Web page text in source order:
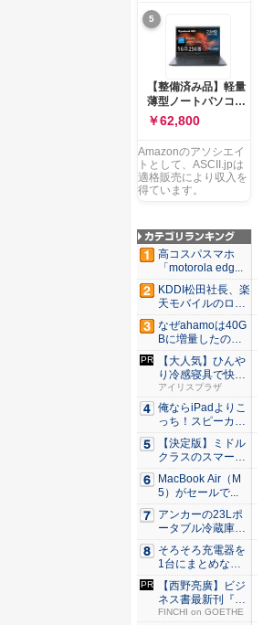
ンチ AMD Ryzen 7
170 メモリ16GB
SSD 512GB
Microsoft 365
Personal (24か月版)
搭載 Windows 11 重
量1.7kg Wi-Fi 6E ク
ワイエットブルー
M1502NAQ-
5
【整備済み品】軽量
薄型ノートパソコン
dynabook G83 ■
13.3型
FHD(1920x1080) -
高性能第11世代Core
i5-1135G7 - メモリ
16GB - SSD 256GB
USB Type-C - MS
Office 2021 - Win11
搭載
￥62,800
Amazonのアソシエイ
トとして、ASCII.jpは
適格販売により収入を
得ています。
高コスパスマホ
「motorola edg...
KDDI松田社長、楽
天モバイルのロー
ミン...
なぜahamoは40G
Bに増量したの
か ...
【大人気】ひんや
り冷感寝具で快適
な睡眠を...
アイリスプラザ
俺ならiPadよりこ
っち！スピーカー
9個...
【決定版】ミドル
クラスのスマート
フォンの...
MacBook Air（M
5）がセールで...
アンカーの23Lポ
ータブル冷蔵庫が
Ama...
そろそろ充電器を
1台にまとめな
い？ An...
【西野亮廣】ビジ
ネス書最新刊『北
極星 僕...
FINCHI on GOETHE